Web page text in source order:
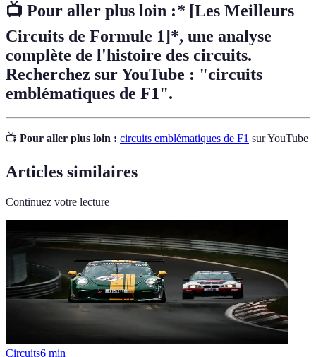
📺 Pour aller plus loin :* [Les Meilleurs
Circuits de Formule 1]*, une analyse
complète de l'histoire des circuits.
Recherchez sur YouTube : "circuits
emblématiques de F1".
📺 Pour aller plus loin : circuits emblématiques de F1 sur YouTube
Articles similaires
Continuez votre lecture
Circuits6 min